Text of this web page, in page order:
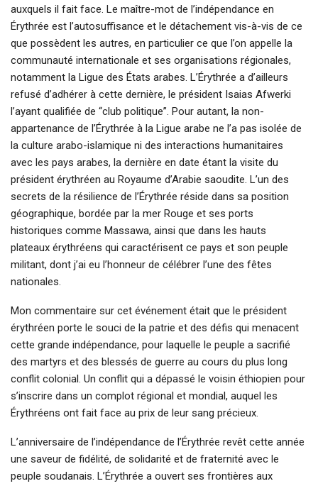
auxquels il fait face. Le maître-mot de l’indépendance en
Érythrée est l’autosuffisance et le détachement vis-à-vis de ce
que possèdent les autres, en particulier ce que l’on appelle la
communauté internationale et ses organisations régionales,
notamment la Ligue des États arabes. L’Érythrée a d’ailleurs
refusé d’adhérer à cette dernière, le président Isaias Afwerki
l’ayant qualifiée de “club politique”. Pour autant, la non-
appartenance de l’Érythrée à la Ligue arabe ne l’a pas isolée de
la culture arabo-islamique ni des interactions humanitaires
avec les pays arabes, la dernière en date étant la visite du
président érythréen au Royaume d’Arabie saoudite. L’un des
secrets de la résilience de l’Érythrée réside dans sa position
géographique, bordée par la mer Rouge et ses ports
historiques comme Massawa, ainsi que dans les hauts
plateaux érythréens qui caractérisent ce pays et son peuple
militant, dont j’ai eu l’honneur de célébrer l’une des fêtes
nationales.
Mon commentaire sur cet événement était que le président
érythréen porte le souci de la patrie et des défis qui menacent
cette grande indépendance, pour laquelle le peuple a sacrifié
des martyrs et des blessés de guerre au cours du plus long
conflit colonial. Un conflit qui a dépassé le voisin éthiopien pour
s’inscrire dans un complot régional et mondial, auquel les
Érythréens ont fait face au prix de leur sang précieux.
L’anniversaire de l’indépendance de l’Érythrée revêt cette année
une saveur de fidélité, de solidarité et de fraternité avec le
peuple soudanais. L’Érythrée a ouvert ses frontières aux